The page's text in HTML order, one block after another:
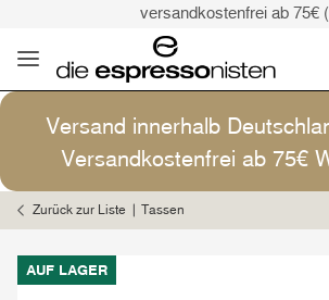
versandkostenfrei ab 75€
Versand: 4,90€ (D)
versandkostenfrei ab 75€
Kaffee ist Kunst
Versand innerhalb
Versandkostenfrei ab 75€
Zurück zur Liste Tassen
AUF LAGER